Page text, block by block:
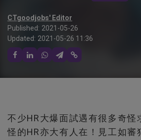
CTgoodjobs' Editor
Published: 2021-05-26
Updated: 2021-05-26 11:36
不少HR大爆面試遇有很多奇怪
怪的HR亦大有人在！見工如審